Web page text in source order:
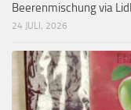
Beerenmischung via Lidl
24 JULI, 2026